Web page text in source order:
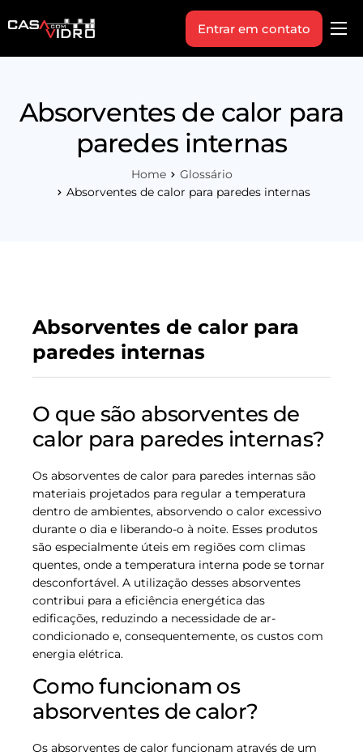
Produtos
Indique+
Workshop
Entrar em contato
Absorventes de calor para
paredes internas
Home
Glossário
Absorventes de calor para paredes internas
Absorventes de calor para
paredes internas
O que são absorventes de
calor para paredes internas?
Os absorventes de calor para paredes internas são
materiais projetados para regular a temperatura
dentro de ambientes, absorvendo o calor excessivo
durante o dia e liberando-o à noite. Esses produtos
são especialmente úteis em regiões com climas
quentes, onde a temperatura interna pode se tornar
desconfortável. A utilização desses absorventes
contribui para a eficiência energética das
edificações, reduzindo a necessidade de ar-
condicionado e, consequentemente, os custos com
energia elétrica.
Como funcionam os
absorventes de calor?
Os absorventes de calor funcionam através de um